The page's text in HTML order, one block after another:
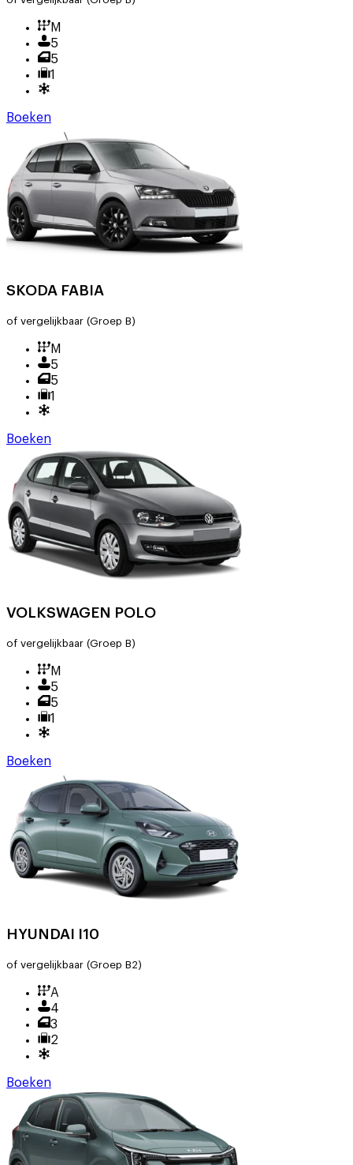
M
5
5
1
Boeken
SKODA FABIA
of vergelijkbaar (Groep B)
M
5
5
1
Boeken
VOLKSWAGEN POLO
of vergelijkbaar (Groep B)
M
5
5
1
Boeken
HYUNDAI I10
of vergelijkbaar (Groep B2)
A
4
3
2
Boeken